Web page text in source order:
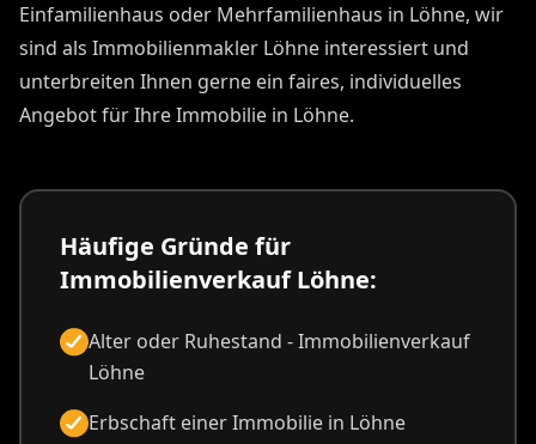
Einfamilienhaus oder Mehrfamilienhaus in Löhne, wir
sind als Immobilienmakler Löhne interessiert und
unterbreiten Ihnen gerne ein faires, individuelles
Angebot für Ihre Immobilie in Löhne.
Häufige Gründe für
Immobilienverkauf Löhne:
Alter oder Ruhestand - Immobilienverkauf
Löhne
Erbschaft einer Immobilie in Löhne